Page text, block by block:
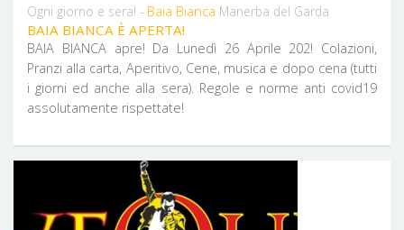
Ogni giorno e sera! - Baia Bianca Manerba del Garda
BAIA BIANCA È APERTA!
BAIA BIANCA apre! ​​​​​​​Da Lunedì 26 Aprile 202! Colazioni,
Pranzi alla carta, Aperitivo, Cene, musica e dopo cena (tutti
i giorni ed anche alla sera). Regole e norme anti covid19
assolutamente rispettate!